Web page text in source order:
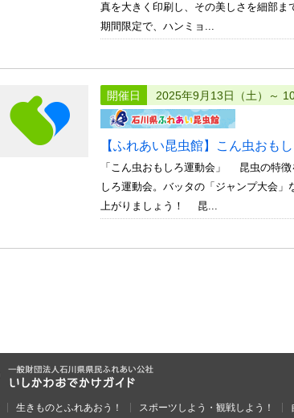
真を大きく印刷し、その美しさを細部
期間限定で、ハンミョ...
開催日 2025年9月13日（土）～
【ふれあい昆虫館】こん虫おも
「こん虫おもしろ運動会」 昆虫の特徴
しろ運動会。バッタの「ジャンプ大会
上がりましょう！ 昆...
生きものとふれあおう！ スポーツしよう・観戦しよう！